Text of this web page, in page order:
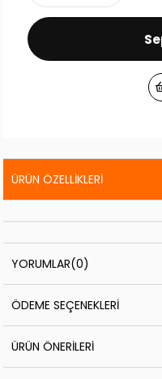
ÜRÜN ÖZELLIKLERI
YORUMLAR(0)
ÖDEME SEÇENEKLERI
ÜRÜN ÖNERILERI